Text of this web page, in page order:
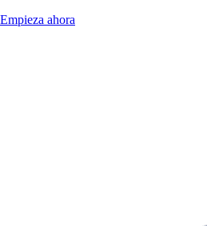
Empieza ahora